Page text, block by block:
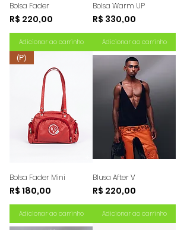
Bolsa Fader
Preço
R$ 220,00
Adicionar ao carrinho
Bolsa Warm UP
Preço
R$ 330,00
Adicionar ao carrinho
(P)
Bolsa Fader Mini
Preço
R$ 180,00
Adicionar ao carrinho
Blusa After V
Preço
R$ 220,00
Adicionar ao carrinho